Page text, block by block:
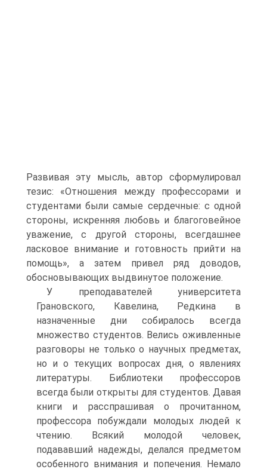
Развивая эту мысль, автор сформулировал
тезис: «Отношения между профессорами и
студентами были самые сердечные: с одной
стороны, искренняя любовь и благоговейное
уважение, с другой стороны, всегдашнее
ласковое внимание и готовность прийти на
помощь», а затем привел ряд доводов,
обосновывающих выдвинутое положение.
У преподавателей университета
Грановского, Кавелина, Редкина в
назначенные дни собиралось всегда
множество студентов. Велись оживленные
разговоры не только о научных предметах,
но и о текущих вопросах дня, о явлениях
литературы. Библиотеки профессоров
всегда были открыты для студентов. Давая
книги и расспрашивая о прочитанном,
профессора побуждали молодых людей к
чтению. Всякий молодой человек,
подававший надежды, делался предметом
особенного внимания и попечения. Немало